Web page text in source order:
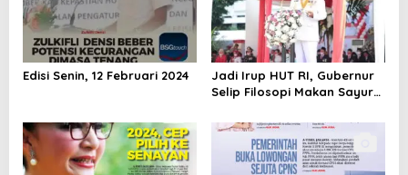
Edisi Senin, 12 Februari 2024
Jadi Irup HUT RI, Gubernur
Selip Filosopi Makan Sayur